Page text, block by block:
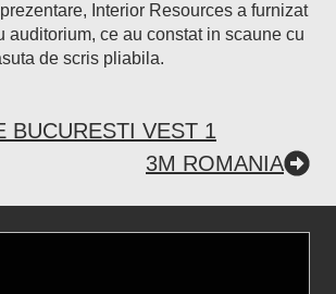
Interior Resources a furnizat
auditorium, ce au constat in scaune cu
de scris pliabila.
BUCURESTI VEST 1
3M ROMANIA